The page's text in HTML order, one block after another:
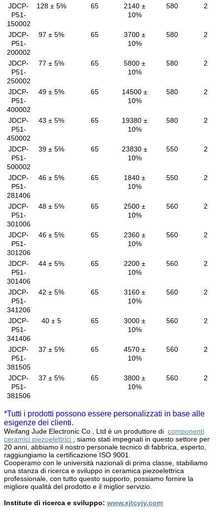
JDCP-
P51-
150002
128 ± 5% 65
2140 ±
10%
580 2
JDCP-
P51-
200002
97 ± 5% 65
3700 ±
10%
580 2
JDCP-
P51-
250002
77 ± 5% 65
5800 ±
10%
580 2
JDCP-
P51-
400002
49 ± 5% 65
14500 ±
10%
580 2
JDCP-
P51-
450002
43 ± 5% 65
19380 ±
10%
580 2
JDCP-
P51-
500002
39 ± 5% 65
23830 ±
10%
550 2
JDCP-
P51-
281406
46 ± 5% 65
1840 ±
10%
550 2
JDCP-
P51-
301006
48 ± 5% 65
2500 ±
10%
560 2
JDCP-
P51-
301206
46 ± 5% 65
2360 ±
10%
560 2
JDCP-
P51-
301406
44 ± 5% 65
2200 ±
10%
560 2
JDCP-
P51-
341206
42 ± 5% 65
3160 ±
10%
560 2
JDCP-
P51-
341406
40 ± 5 65
3000 ±
10%
560 2
JDCP-
P51-
381505
37 ± 5% 65
4570 ±
10%
560 2
JDCP-
P51-
381506
37 ± 5% 65
3800 ±
10%
560 2
*Tutti i prodotti possono essere personalizzati in base alle
esigenze dei clienti.
Weifang Jude Electronic Co., Ltd è un produttore di componenti
ceramici piezoelettrici
, siamo stati impegnati in questo settore per
20 anni, abbiamo il nostro personale tecnico di fabbrica, esperto,
raggiungiamo la certificazione ISO 9001.
Cooperamo con le università nazionali di prima classe, stabiliamo
una stanza di ricerca e sviluppo in ceramica piezoelettrica
professionale, con tutto questo supporto, possiamo fornire la
migliore qualità del prodotto e il miglior servizio.
Institute di ricerca e sviluppo: www.xjtcyjy.com